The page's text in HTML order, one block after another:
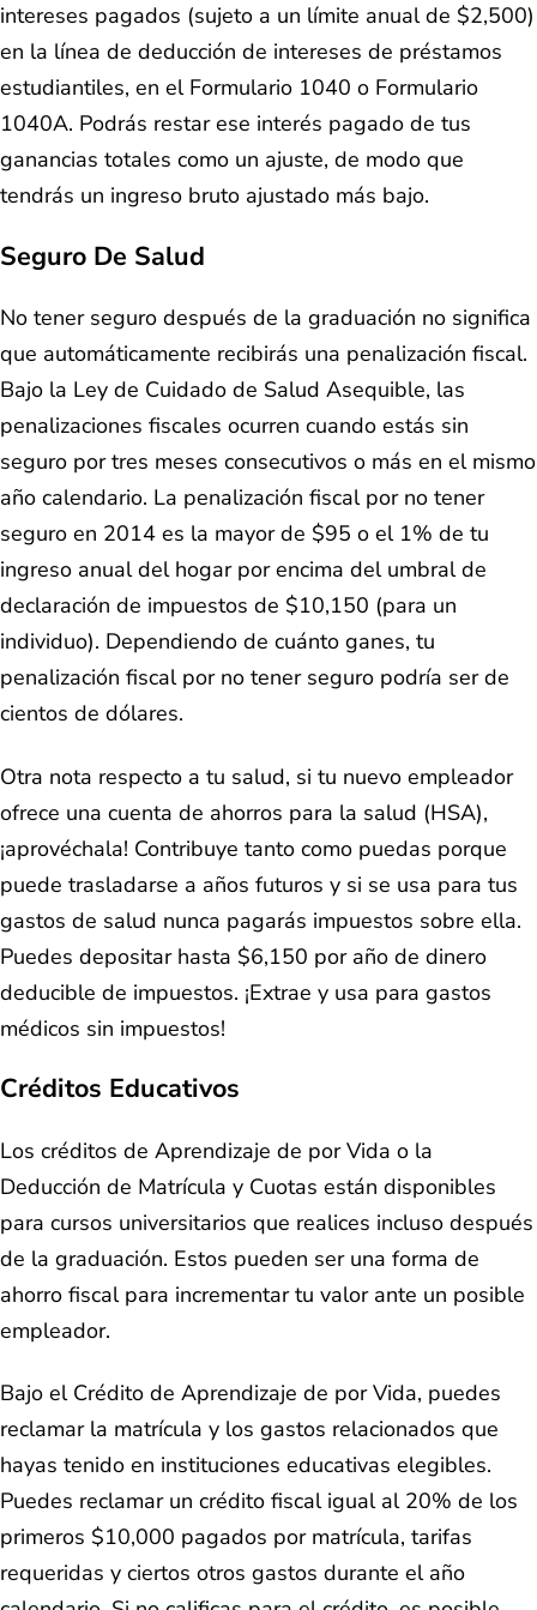
intereses pagados (sujeto a un límite anual de $2,500)
en la línea de deducción de intereses de préstamos
estudiantiles, en el Formulario 1040 o Formulario
1040A. Podrás restar ese interés pagado de tus
ganancias totales como un ajuste, de modo que
tendrás un ingreso bruto ajustado más bajo.
Seguro De Salud
No tener seguro después de la graduación no significa
que automáticamente recibirás una penalización fiscal.
Bajo la Ley de Cuidado de Salud Asequible, las
penalizaciones fiscales ocurren cuando estás sin
seguro por tres meses consecutivos o más en el mismo
año calendario. La penalización fiscal por no tener
seguro en 2014 es la mayor de $95 o el 1% de tu
ingreso anual del hogar por encima del umbral de
declaración de impuestos de $10,150 (para un
individuo). Dependiendo de cuánto ganes, tu
penalización fiscal por no tener seguro podría ser de
cientos de dólares.
Otra nota respecto a tu salud, si tu nuevo empleador
ofrece una cuenta de ahorros para la salud (HSA),
¡aprovéchala! Contribuye tanto como puedas porque
puede trasladarse a años futuros y si se usa para tus
gastos de salud nunca pagarás impuestos sobre ella.
Puedes depositar hasta $6,150 por año de dinero
deducible de impuestos. ¡Extrae y usa para gastos
médicos sin impuestos!
Créditos Educativos
Los créditos de Aprendizaje de por Vida o la
Deducción de Matrícula y Cuotas están disponibles
para cursos universitarios que realices incluso después
de la graduación. Estos pueden ser una forma de
ahorro fiscal para incrementar tu valor ante un posible
empleador.
Bajo el Crédito de Aprendizaje de por Vida, puedes
reclamar la matrícula y los gastos relacionados que
hayas tenido en instituciones educativas elegibles.
Puedes reclamar un crédito fiscal igual al 20% de los
primeros $10,000 pagados por matrícula, tarifas
requeridas y ciertos otros gastos durante el año